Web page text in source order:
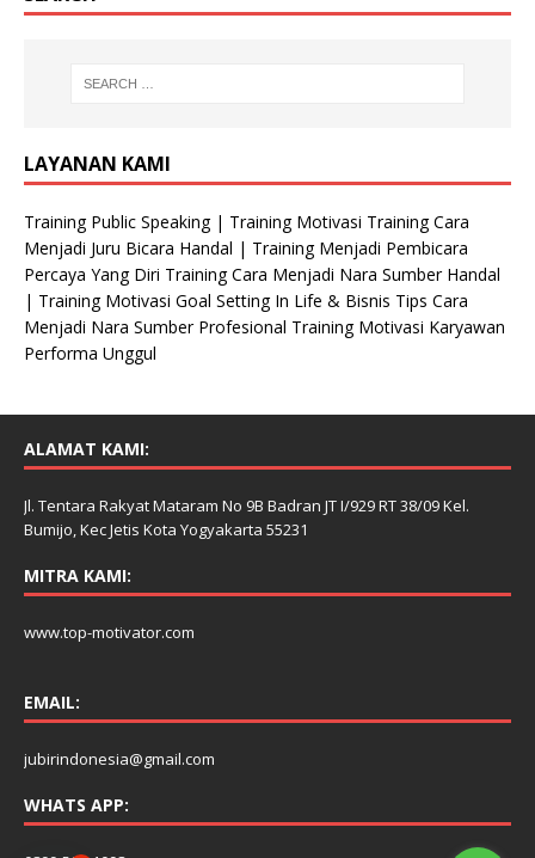
LAYANAN KAMI
Training Public Speaking | Training Motivasi Training Cara
Menjadi Juru Bicara Handal | Training Menjadi Pembicara
Percaya Yang Diri Training Cara Menjadi Nara Sumber Handal
| Training Motivasi Goal Setting In Life & Bisnis Tips Cara
Menjadi Nara Sumber Profesional Training Motivasi Karyawan
Performa Unggul
ALAMAT KAMI:
Jl. Tentara Rakyat Mataram No 9B Badran JT I/929 RT 38/09 Kel.
Bumijo, Kec Jetis Kota Yogyakarta 55231
MITRA KAMI:
www.top-motivator.com
EMAIL:
jubirindonesia@gmail.com
WHATS APP: